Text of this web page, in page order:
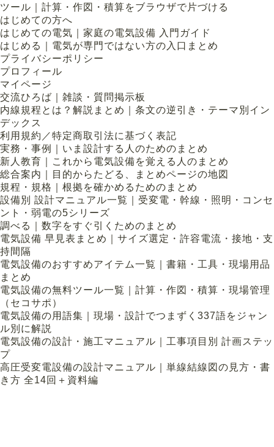
ツール｜計算・作図・積算をブラウザで片づける
はじめての方へ
はじめての電気｜家庭の電気設備 入門ガイド
はじめる｜電気が専門ではない方の入口まとめ
プライバシーポリシー
プロフィール
マイページ
交流ひろば｜雑談・質問掲示板
内線規程とは？解説まとめ｜条文の逆引き・テーマ別イン
デックス
利用規約／特定商取引法に基づく表記
実務・事例｜いま設計する人のためのまとめ
新人教育｜これから電気設備を覚える人のまとめ
総合案内｜目的からたどる、まとめページの地図
規程・規格｜根拠を確かめるためのまとめ
設備別 設計マニュアル一覧｜受変電・幹線・照明・コンセ
ント・弱電の5シリーズ
調べる｜数字をすぐ引くためのまとめ
電気設備 早見表まとめ｜サイズ選定・許容電流・接地・支
持間隔
電気設備のおすすめアイテム一覧｜書籍・工具・現場用品
まとめ
電気設備の無料ツール一覧｜計算・作図・積算・現場管理
（セコサポ）
電気設備の用語集｜現場・設計でつまずく337語をジャン
ル別に解説
電気設備の設計・施工マニュアル｜工事項目別 計画ステッ
プ
高圧受変電設備の設計マニュアル｜単線結線図の見方・書
き方 全14回＋資料編